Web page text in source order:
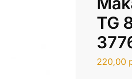
TG
220,00